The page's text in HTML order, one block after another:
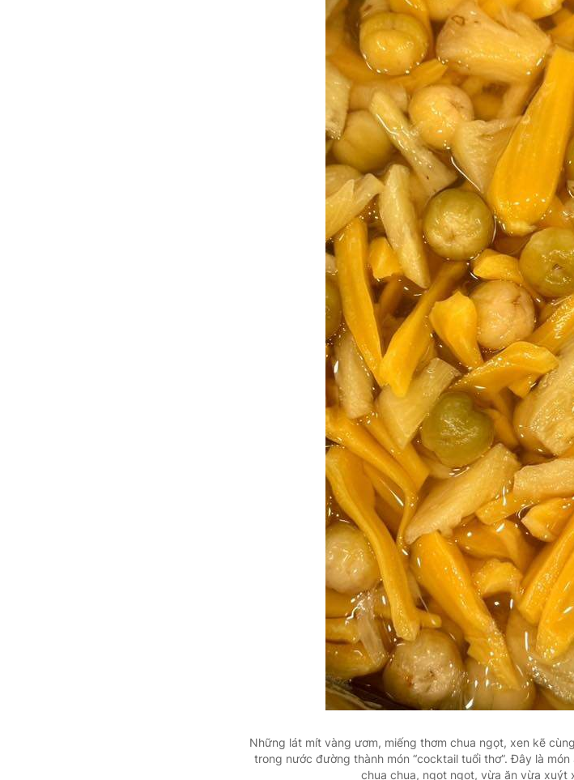
Những lát mít vàng ươm, miếng thơm chua ngọt, xen kẽ
trong nước đường thành món “cocktail tuổi thơ”. Đây là
chua chua, ngọt ngọt, vừa ăn vừa xuýt